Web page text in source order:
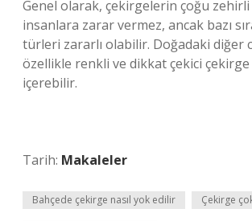
Genel olarak, çekirgelerin çoğu
insanlara zarar vermez, ancak bazı
türleri zararlı olabilir. Doğadaki diğer
özellikle renkli ve dikkat çekici
içerebilir.
Tarih: Makaleler
Bahçede çekirge nasıl yok edilir Çekirge